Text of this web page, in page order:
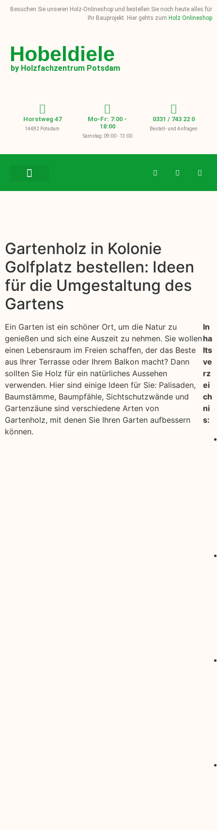
Besuchen Sie unseren Holz-Onlineshop und bestellen Sie noch heute alles für
Ihr Bauprojekt. Hier gehts zum Holz Onlineshop
Hobeldiele
by Holzfachzentrum Potsdam
Horstweg 47
14482 Potsdam
Mo-Fr: 7:00 -
18:00
Samstag: 09:00 - 13:00
0331 / 743 22 0
Bestell- und Anfragen
Gartenholz in Kolonie
Golfplatz bestellen: Ideen
für die Umgestaltung des
Gartens
Ein Garten ist ein schöner Ort, um die Natur zu
genießen und sich eine Auszeit zu nehmen. Sie wollen
einen Lebensraum im Freien schaffen, der das Beste
aus Ihrer Terrasse oder Ihrem Balkon macht? Dann
sollten Sie Holz für ein natürliches Aussehen
verwenden. Hier sind einige Ideen für Sie: Palisaden,
Baumstämme, Baumpfähle, Sichtschutzwände und
Gartenzäune sind verschiedene Arten von
Gartenholz, mit denen Sie Ihren Garten aufbessern
können.
In
ha
lts
ve
rz
ei
ch
ni
s: